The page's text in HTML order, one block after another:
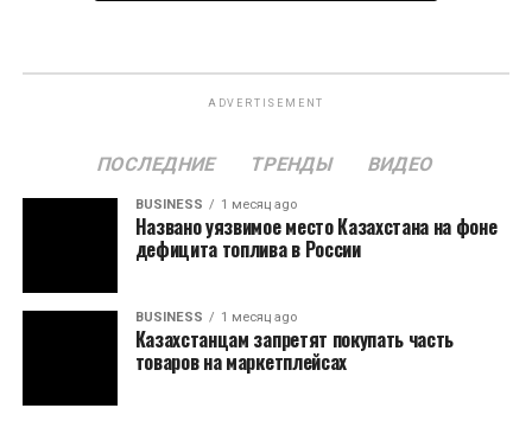
ADVERTISEMENT
ПОСЛЕДНИЕ ТРЕНДЫ ВИДЕО
BUSINESS 1 месяц ago
Названо уязвимое место Казахстана на фоне
дефицита топлива в России
BUSINESS 1 месяц ago
Казахстанцам запретят покупать часть
товаров на маркетплейсах